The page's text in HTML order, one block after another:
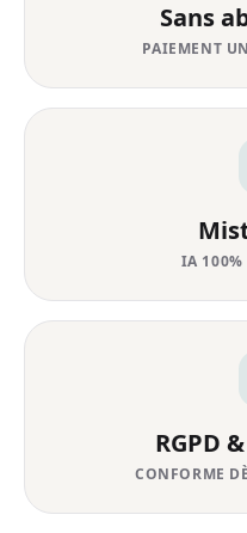
Sans
PAIEMENT
IA 100%
RGPD
CONFORME